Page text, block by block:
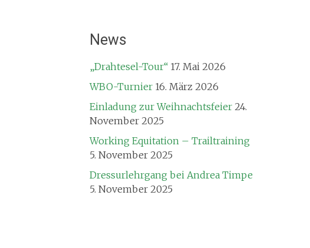
News
„Drahtesel-Tour“ 17. Mai 2026
WBO-Turnier 16. März 2026
Einladung zur Weihnachtsfeier 24.
November 2025
Working Equitation – Trailtraining
5. November 2025
Dressurlehrgang bei Andrea Timpe
5. November 2025